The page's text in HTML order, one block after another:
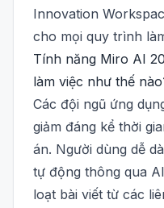
Innovation
cho mọi quy trình
Tính năng Miro AI
làm việc như thế
Các đội ngũ ứng
giảm đáng kể thời
án. Người dùng dễ
tự động thông qua
loạt bài viết từ các